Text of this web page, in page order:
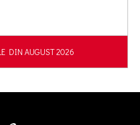
DIN AUGUST 2026